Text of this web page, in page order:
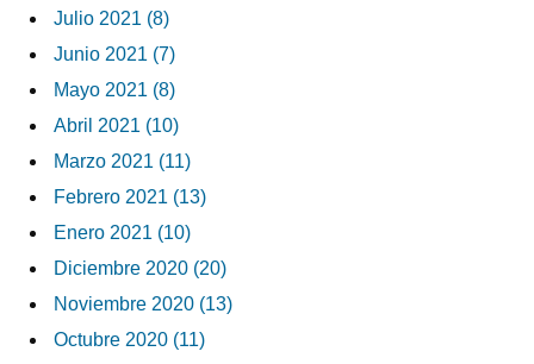
Julio 2021 (8)
Junio 2021 (7)
Mayo 2021 (8)
Abril 2021 (10)
Marzo 2021 (11)
Febrero 2021 (13)
Enero 2021 (10)
Diciembre 2020 (20)
Noviembre 2020 (13)
Octubre 2020 (11)